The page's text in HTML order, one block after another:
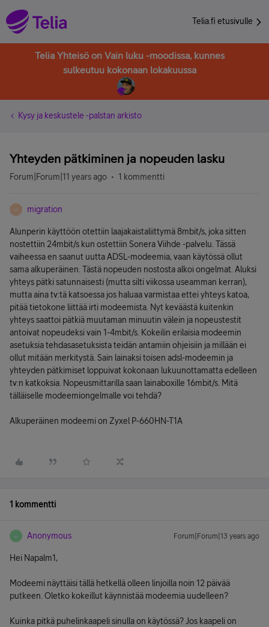
Telia.fi etusivulle
Telia Yhteisö on Vain luku -moodissa, kunnes
sulkeutuu kokonaan lokakuussa
Kysy ja keskustele -palstan arkisto
Yhteyden pätkiminen ja nopeuden lasku
Forum|Forum|11 years ago 1 kommentti
M migration
Alunperin käyttöön otettiin laajakaistaliittymä 8mbit/s, joka sitten
nostettiin 24mbit/s kun ostettiin Sonera Viihde -palvelu. Tässä
vaiheessa en saanut uutta ADSL-modeemia, vaan käytössä ollut
sama alkuperäinen. Tästä nopeuden nostosta alkoi ongelmat. Aluksi
yhteys pätki satunnaisesti (mutta silti viikossa useamman kerran),
mutta aina tv:tä katsoessa jos haluaa varmistaa ettei yhteys katoa,
pitää tietokone liittää irti modeemista. Nyt keväästä kuitenkin
yhteys saattoi pätkiä muutaman minuutin välein ja nopeustestit
antoivat nopeudeksi vain 1-4mbit/s. Kokeilin erilaisia modeemin
asetuksia tehdasasetuksista teidän antamiin ohjeisiin ja millään ei
ollut mitään merkitystä. Sain lainaksi toisen adsl-modeemin ja
yhteyden pätkimiset loppuivat kokonaan lukuunottamatta edelleen
tv:n katkoksia. Nopeusmittarilla saan lainaboxille 16mbit/s. Mitä
tälläiselle modeemiongelmalle voi tehdä?
Alkuperäinen modeemi on Zyxel P-660HN-T1A
1 kommentti
A Anonymous Forum|Forum|13 years ago
Hei Napalm1,
Modeemi näyttäisi tällä hetkellä olleen linjoilla noin 12 päivää
putkeen. Oletko kokeillut käynnistää modeemia uudelleen?
Kuinka pitkä puhelinkaapeli sinulla on käytössä? Jos kaapeli on